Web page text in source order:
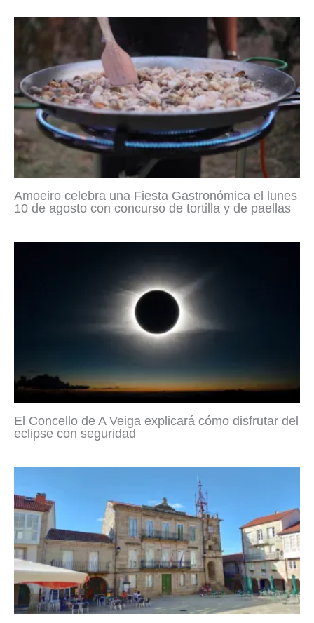
Amoeiro celebra una Fiesta Gastronómica el lunes
10 de agosto con concurso de tortilla y de paellas
El Concello de A Veiga explicará cómo disfrutar del
eclipse con seguridad